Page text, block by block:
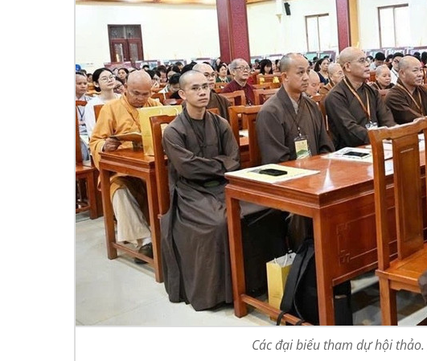
Các đại biểu tham dự hội thảo.